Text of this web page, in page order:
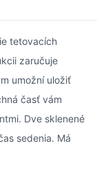
tetovacích
zaručuje
umožní uložiť
časť vám
Dve sklenené
sedenia. Má